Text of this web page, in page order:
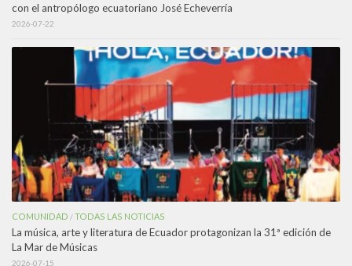
con el antropólogo ecuatoriano José Echeverría
2026-07-22
COMUNIDAD /TODAS LAS NOTICIAS
La música, arte y literatura de Ecuador protagonizan la 31ª edición de
La Mar de Músicas
2026-07-15